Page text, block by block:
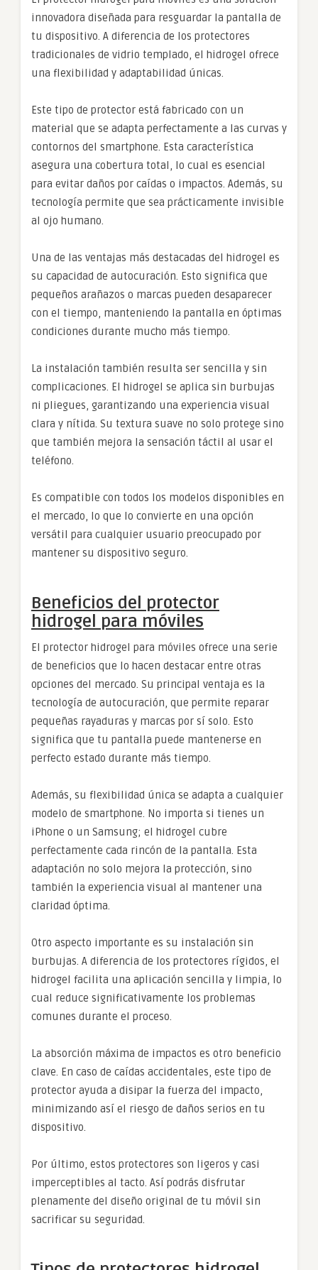
innovadora diseñada para resguardar la pantalla de
tu dispositivo. A diferencia de los protectores
tradicionales de vidrio templado, el hidrogel ofrece
una flexibilidad y adaptabilidad únicas.
Este tipo de protector está fabricado con un
material que se adapta perfectamente a las curvas y
contornos del smartphone. Esta característica
asegura una cobertura total, lo cual es esencial
para evitar daños por caídas o impactos. Además, su
tecnología permite que sea prácticamente invisible
al ojo humano.
Una de las ventajas más destacadas del hidrogel es
su capacidad de autocuración. Esto significa que
pequeños arañazos o marcas pueden desaparecer
con el tiempo, manteniendo la pantalla en óptimas
condiciones durante mucho más tiempo.
La instalación también resulta ser sencilla y sin
complicaciones. El hidrogel se aplica sin burbujas
ni pliegues, garantizando una experiencia visual
clara y nítida. Su textura suave no solo protege sino
que también mejora la sensación táctil al usar el
teléfono.
Es compatible con todos los modelos disponibles en
el mercado, lo que lo convierte en una opción
versátil para cualquier usuario preocupado por
mantener su dispositivo seguro.
Beneficios del protector
hidrogel para móviles
El protector hidrogel para móviles ofrece una serie
de beneficios que lo hacen destacar entre otras
opciones del mercado. Su principal ventaja es la
tecnología de autocuración, que permite reparar
pequeñas rayaduras y marcas por sí solo. Esto
significa que tu pantalla puede mantenerse en
perfecto estado durante más tiempo.
Además, su flexibilidad única se adapta a cualquier
modelo de smartphone. No importa si tienes un
iPhone o un Samsung; el hidrogel cubre
perfectamente cada rincón de la pantalla. Esta
adaptación no solo mejora la protección, sino
también la experiencia visual al mantener una
claridad óptima.
Otro aspecto importante es su instalación sin
burbujas. A diferencia de los protectores rígidos, el
hidrogel facilita una aplicación sencilla y limpia, lo
cual reduce significativamente los problemas
comunes durante el proceso.
La absorción máxima de impactos es otro beneficio
clave. En caso de caídas accidentales, este tipo de
protector ayuda a disipar la fuerza del impacto,
minimizando así el riesgo de daños serios en tu
dispositivo.
Por último, estos protectores son ligeros y casi
imperceptibles al tacto. Así podrás disfrutar
plenamente del diseño original de tu móvil sin
sacrificar su seguridad.